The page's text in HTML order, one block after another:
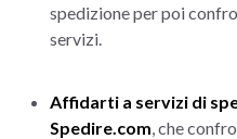
spedizione per poi
servizi.
Affidarti a servizi di
Spedire.com , che